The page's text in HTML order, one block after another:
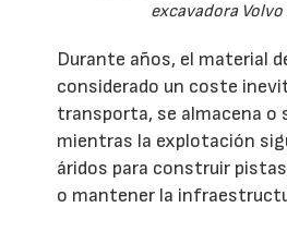
excavadora Volvo
Durante años, el material
considerado un coste
transporta, se almacena o
mientras la explotación
áridos para construir
o mantener la